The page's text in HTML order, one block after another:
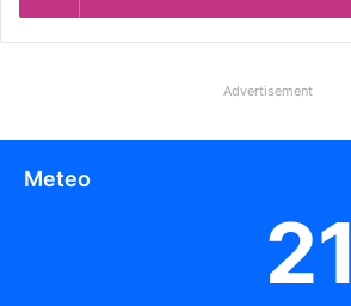
Advertisement
Meteo
21